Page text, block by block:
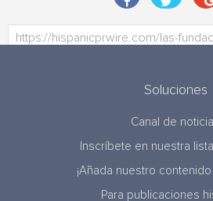
Soluciones
Canal de
Inscríbete en nuestra
¡Añada nuestro
Para publicaciones